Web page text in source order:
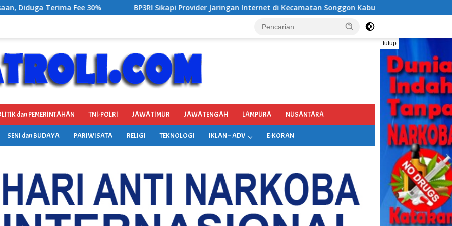
BP3RI Sikapi Provider Jaringan Internet di Kecamatan Songgon Kabupaten Banyuwangi
tutup
dan PEMERINTAHAN TNI-POLRI JAWA TIMUR JAWA TENGAH LAMPURA NUSANTARA
SENI dan BUDAYA PARIWISATA RELIGI TEKNOLOGI IKLAN – ADV E-KORAN